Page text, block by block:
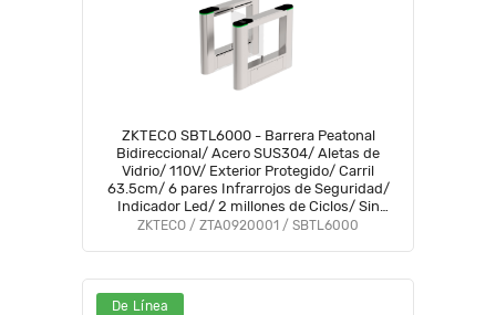
ZKTECO SBTL6000 - Barrera Peatonal
Bidireccional/ Acero SUS304/ Aletas de
Vidrio/ 110V/ Exterior Protegido/ Carril
63.5cm/ 6 pares Infrarrojos de Seguridad/
Indicador Led/ 2 millones de Ciclos/ Sin
Lectores y Panel
ZKTECO / ZTA0920001 / SBTL6000
De Línea